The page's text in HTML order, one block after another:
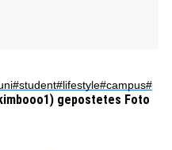
gepostetes Foto